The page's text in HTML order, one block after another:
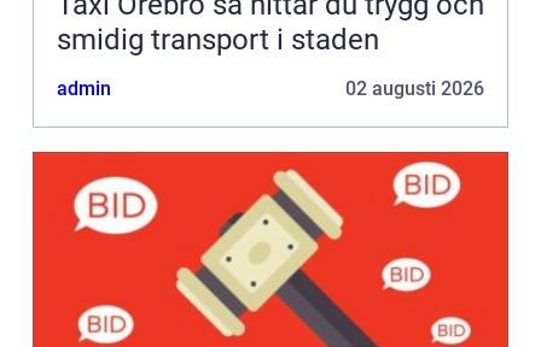
smidig transport i staden
admin 02 augusti 2026